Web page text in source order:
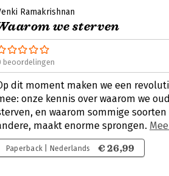
Ramakrishnan
we sterven
beoordelingen
dit moment maken we een
onze kennis over waarom we
en waarom sommige
maakt enorme sprongen.
Paperback | Nederlands € 26,99